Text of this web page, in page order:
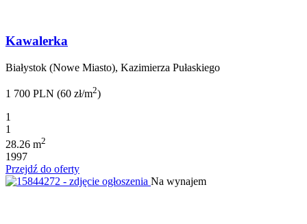
Kawalerka
Białystok (Nowe Miasto), Kazimierza Pułaskiego
1 700 PLN (60 zł/m2)
1
1
28.26 m2
1997
Przejdź do oferty
Na wynajem